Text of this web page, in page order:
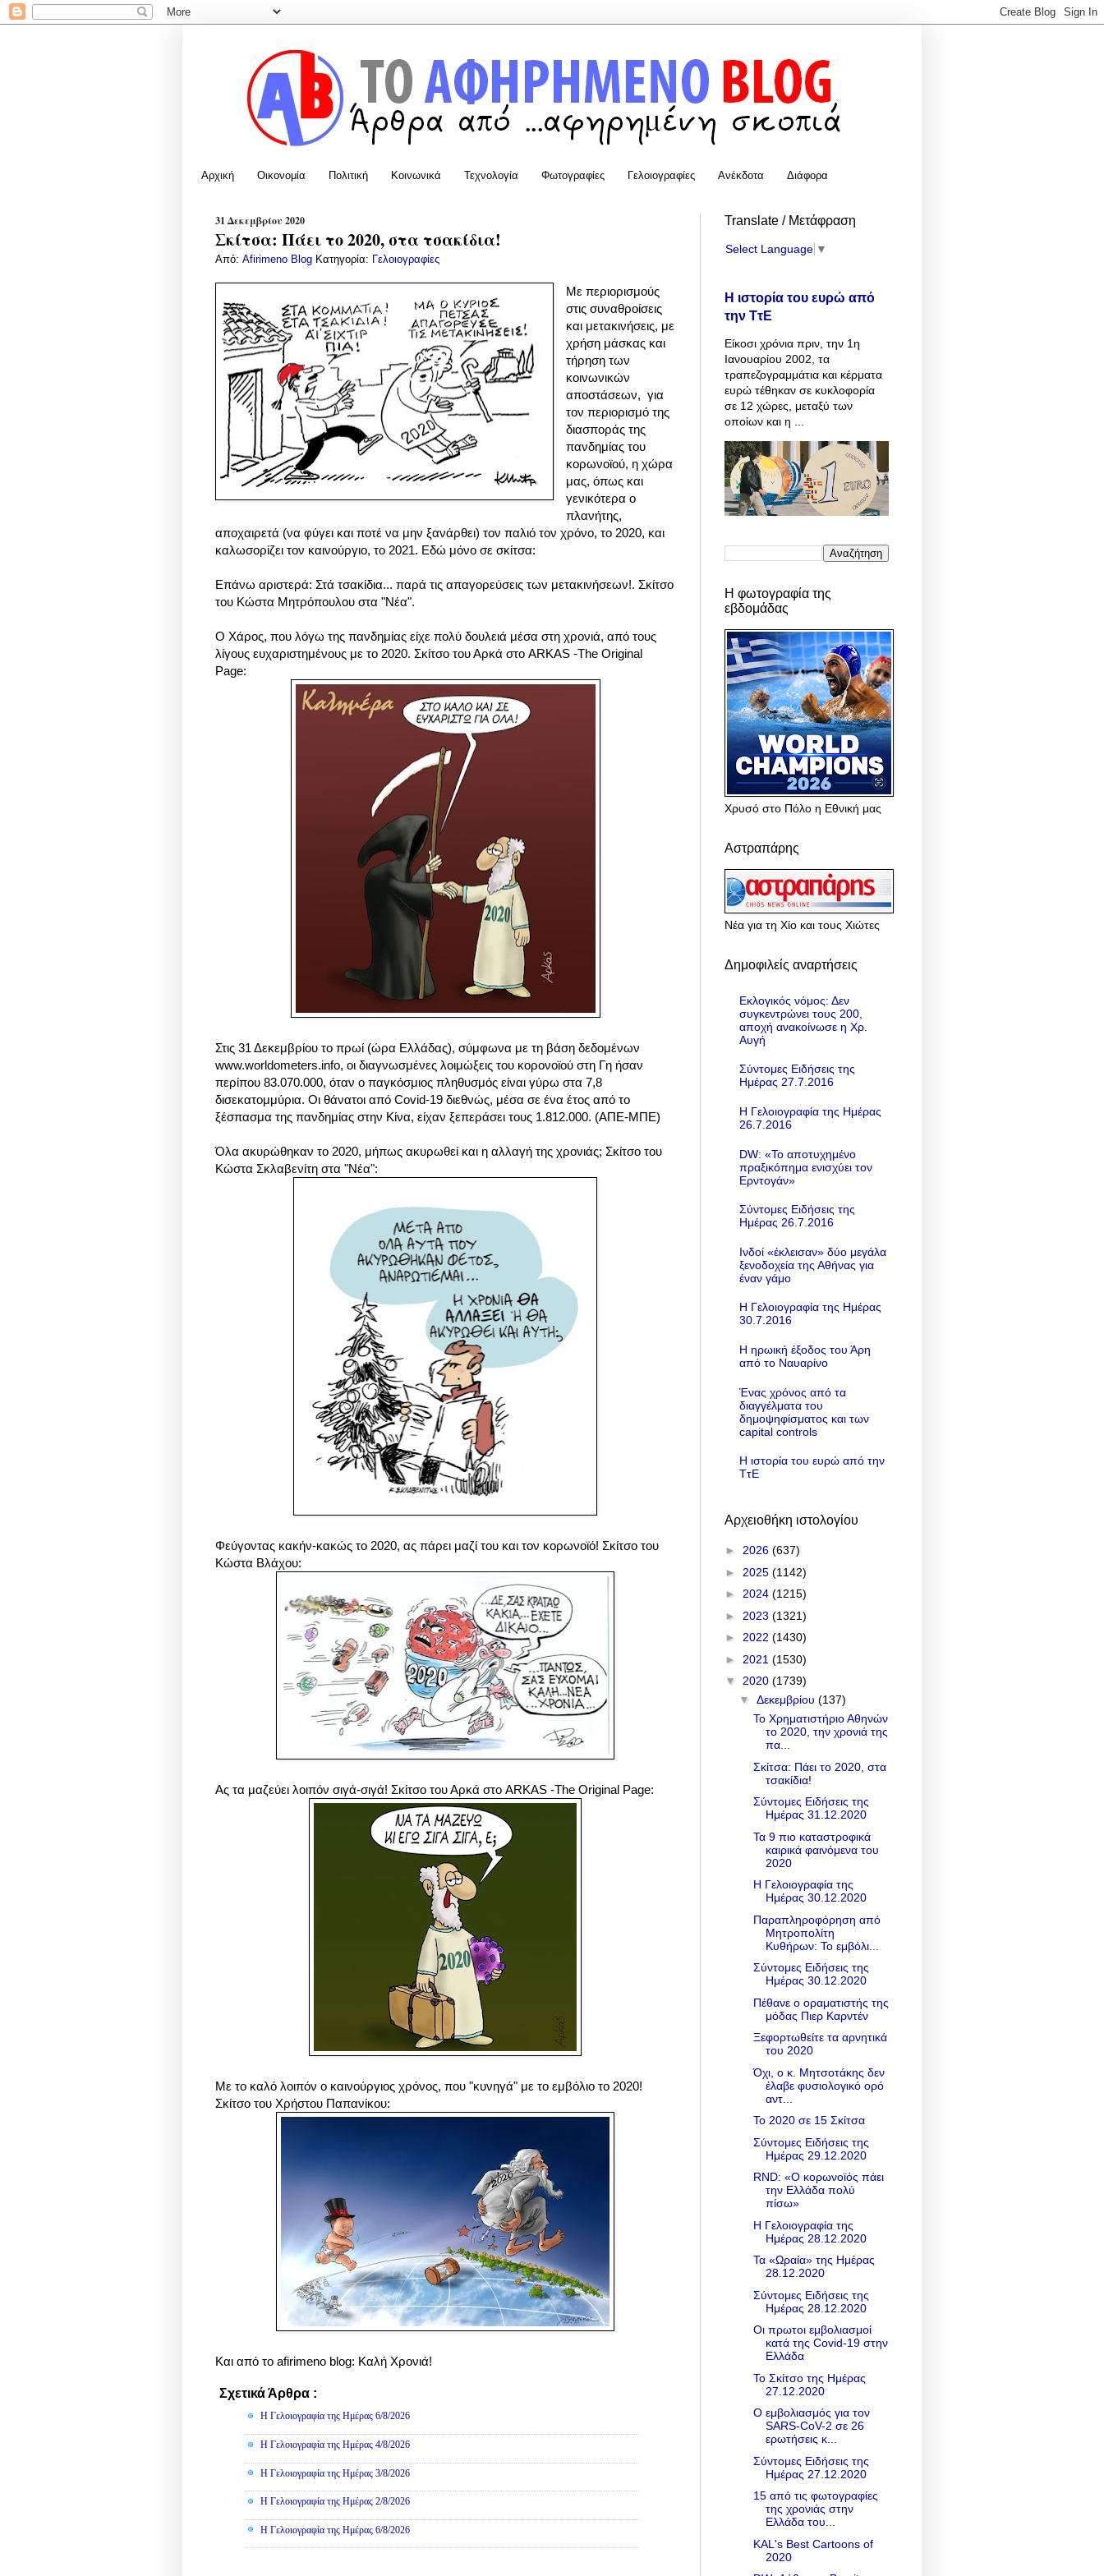
Αρχική Οικονομία Πολιτική Κοινωνικά Τεχνολογία Φωτογραφίες Γελοιογραφίες Ανέκδοτα Διάφορα
31 Δεκεμβρίου 2020
Σκίτσα: Πάει το 2020, στα τσακίδια!
Από: Afirimeno Blog Κατηγορία: Γελοιογραφίες
Με περιορισμούς
στις συναθροίσεις
και μετακινήσεις, με
χρήση μάσκας και
τήρηση των
κοινωνικών
αποστάσεων, για
τον περιορισμό της
διασποράς της
πανδημίας του
κορωνοϊού, η χώρα
μας, όπως και
γενικότερα ο
πλανήτης,
αποχαιρετά (να φύγει και ποτέ να μην ξανάρθει) τον παλιό τον χρόνο, το 2020, και
καλωσορίζει τον καινούργιο, το 2021. Εδώ μόνο σε σκίτσα:
Επάνω αριστερά: Στά τσακίδια... παρά τις απαγορεύσεις των μετακινήσεων!. Σκίτσο
του Κώστα Μητρόπουλου στα "Νέα".
Ο Χάρος, που λόγω της πανδημίας είχε πολύ δουλειά μέσα στη χρονιά, από τους
λίγους ευχαριστημένους με το 2020. Σκίτσο του Αρκά στο ARKAS -The Original
Page:
Στις 31 Δεκεμβρίου το πρωί (ώρα Ελλάδας), σύμφωνα με τη βάση δεδομένων
www.worldometers.info, οι διαγνωσμένες λοιμώξεις του κορονοϊού στη Γη ήσαν
περίπου 83.070.000, όταν ο παγκόσμιος πληθυσμός είναι γύρω στα 7,8
δισεκατομμύρια. Οι θάνατοι από Covid-19 διεθνώς, μέσα σε ένα έτος από το
ξέσπασμα της πανδημίας στην Κίνα, είχαν ξεπεράσει τους 1.812.000. (ΑΠΕ-ΜΠΕ)
Όλα ακυρώθηκαν το 2020, μήπως ακυρωθεί και η αλλαγή της χρονιάς; Σκίτσο του
Κώστα Σκλαβενίτη στα "Νέα":
Φεύγοντας κακήν-κακώς το 2020, ας πάρει μαζί του και τον κορωνοϊό! Σκίτσο του
Κώστα Βλάχου:
Ας τα μαζεύει λοιπόν σιγά-σιγά! Σκίτσο του Αρκά στο ARKAS -The Original Page:
Με το καλό λοιπόν ο καινούργιος χρόνος, που "κυνηγά" με το εμβόλιο το 2020!
Σκίτσο του Χρήστου Παπανίκου:
Και από το afirimeno blog: Καλή Χρονιά!
Σχετικά Άρθρα :
Η Γελοιογραφία της Ημέρας 6/8/2026
Η Γελοιογραφία της Ημέρας 4/8/2026
Η Γελοιογραφία της Ημέρας 3/8/2026
Η Γελοιογραφία της Ημέρας 2/8/2026
Η Γελοιογραφία της Ημέρας 6/8/2026
Translate / Μετάφραση
Select Language ▼
Η ιστορία του ευρώ από
την ΤτΕ
Είκοσι χρόνια πριν, την 1η
Ιανουαρίου 2002, τα
τραπεζογραμμάτια και κέρματα
ευρώ τέθηκαν σε κυκλοφορία
σε 12 χώρες, μεταξύ των
οποίων και η ...
Η φωτογραφία της
εβδομάδας
Χρυσό στο Πόλο η Εθνική μας
Αστραπάρης
Νέα για τη Χίο και τους Χιώτες
Δημοφιλείς αναρτήσεις
Εκλογικός νόμος: Δεν
συγκεντρώνει τους 200,
αποχή ανακοίνωσε η Χρ.
Αυγή
Σύντομες Ειδήσεις της
Ημέρας 27.7.2016
Η Γελοιογραφία της Ημέρας
26.7.2016
DW: «To αποτυχημένο
πραξικόπημα ενισχύει τον
Ερντογάν»
Σύντομες Ειδήσεις της
Ημέρας 26.7.2016
Ινδοί «έκλεισαν» δύο μεγάλα
ξενοδοχεία της Αθήνας για
έναν γάμο
Η Γελοιογραφία της Ημέρας
30.7.2016
Η ηρωική έξοδος του Άρη
από το Ναυαρίνο
Ένας χρόνος από τα
διαγγέλματα του
δημοψηφίσματος και των
capital controls
Η ιστορία του ευρώ από την
ΤτΕ
Αρχειοθήκη ιστολογίου
► 2026 (637)
► 2025 (1142)
► 2024 (1215)
► 2023 (1321)
► 2022 (1430)
► 2021 (1530)
▼ 2020 (1739)
▼ Δεκεμβρίου (137)
Το Χρηματιστήριο Αθηνών
το 2020, την χρονιά της
πα...
Σκίτσα: Πάει το 2020, στα
τσακίδια!
Σύντομες Ειδήσεις της
Ημέρας 31.12.2020
Τα 9 πιο καταστροφικά
καιρικά φαινόμενα του
2020
Η Γελοιογραφία της
Ημέρας 30.12.2020
Παραπληροφόρηση από
Μητροπολίτη
Κυθήρων: Το εμβόλι...
Σύντομες Ειδήσεις της
Ημέρας 30.12.2020
Πέθανε ο οραματιστής της
μόδας Πιερ Καρντέν
Ξεφορτωθείτε τα αρνητικά
του 2020
Όχι, ο κ. Μητσοτάκης δεν
έλαβε φυσιολογικό ορό
αντ...
Το 2020 σε 15 Σκίτσα
Σύντομες Ειδήσεις της
Ημέρας 29.12.2020
RND: «Ο κορωνοϊός πάει
την Ελλάδα πολύ
πίσω»
Η Γελοιογραφία της
Ημέρας 28.12.2020
Τα «Ωραία» της Ημέρας
28.12.2020
Σύντομες Ειδήσεις της
Ημέρας 28.12.2020
Οι πρωτοι εμβολιασμοί
κατά της Covid-19 στην
Ελλάδα
Το Σκίτσο της Ημέρας
27.12.2020
Ο εμβολιασμός για τον
SARS-CoV-2 σε 26
ερωτήσεις κ...
Σύντομες Ειδήσεις της
Ημέρας 27.12.2020
15 από τις φωτογραφίες
της χρονιάς στην
Ελλάδα του...
KAL's Best Cartoons of
2020